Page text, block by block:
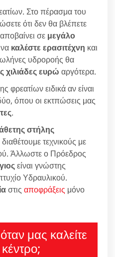
Στο πέρασμα του
ότι δεν θα βλέπετε
σε μεγάλο
καλέστε ερασιτέχνη και
υδροροής θα
χιλιάδες ευρώ αργότερα.
φρεατίων ειδικά αν είναι
όπου οι εκτπώσεις μας
.
στήλης
διαθέτουμε τεχνικούς με
Άλλωστε ο Πρόεδρος
είναι γνώστης
Υδραυλικού.
στις αποφράξεις μόνο
μας καλείτε